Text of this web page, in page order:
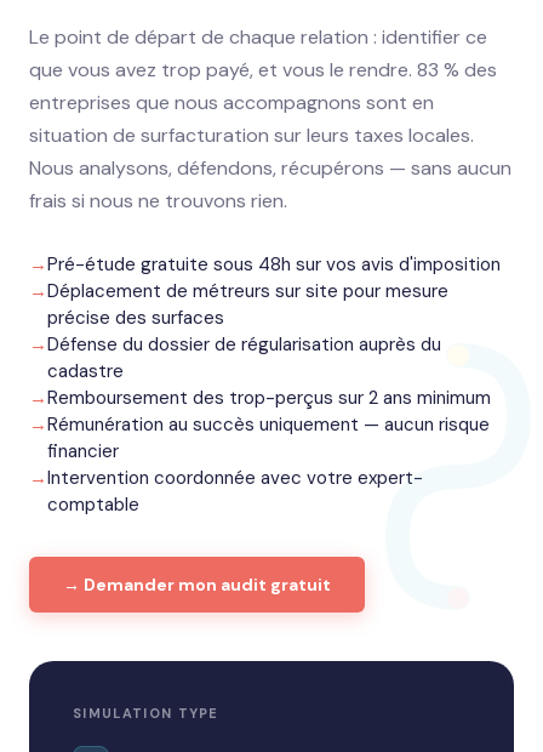
Le point de départ de chaque relation : identifier ce
que vous avez trop payé, et vous le rendre. 83 % des
entreprises que nous accompagnons sont en
situation de surfacturation sur leurs taxes locales.
Nous analysons, défendons, récupérons — sans aucun
frais si nous ne trouvons rien.
Pré-étude gratuite sous 48h sur vos avis d'imposition
Déplacement de métreurs sur site pour mesure
précise des surfaces
Défense du dossier de régularisation auprès du
cadastre
Remboursement des trop-perçus sur 2 ans minimum
Rémunération au succès uniquement — aucun risque
financier
Intervention coordonnée avec votre expert-
comptable
→ Demander mon audit gratuit
SIMULATION TYPE